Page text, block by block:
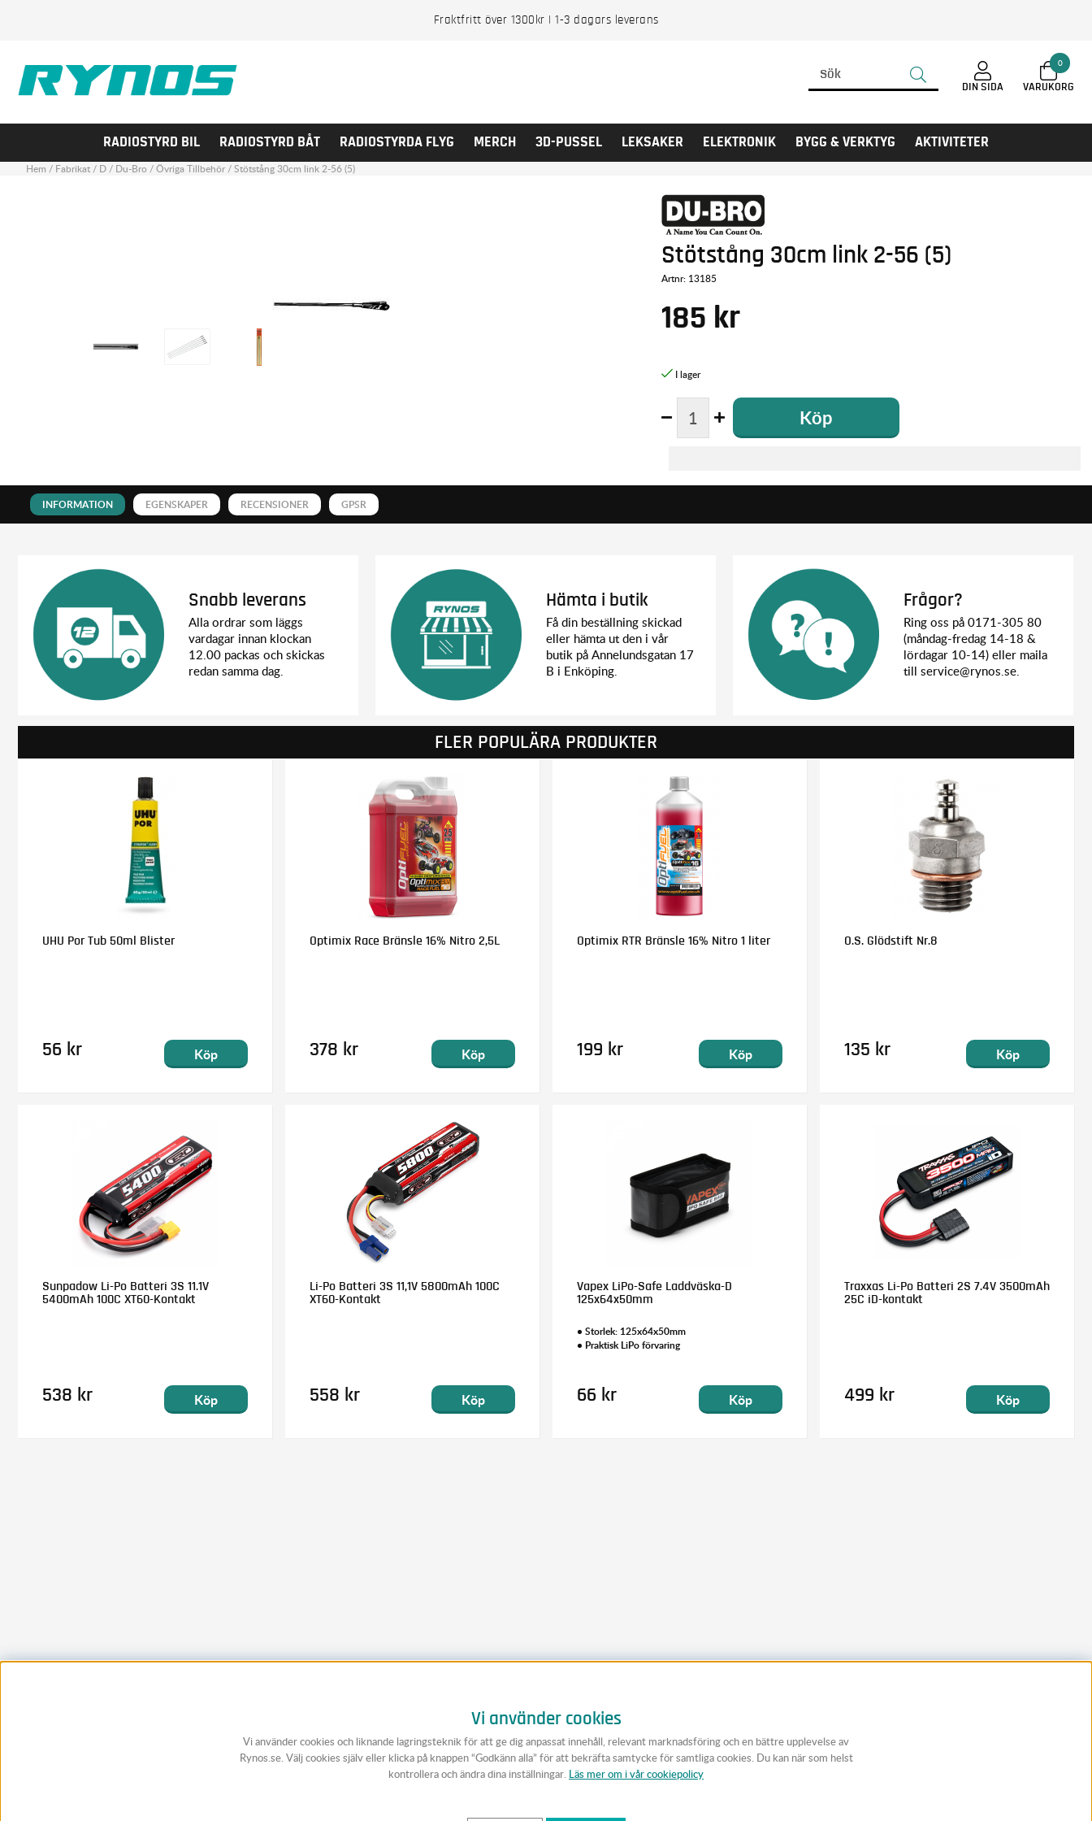
Fraktfritt över 1300kr | 1-3 dagars leverans
0
DIN SIDA
RADIOSTYRD BIL RADIOSTYRD BÅT RADIOSTYRDA FLYG MERCH 3D-PUSSEL LEKSAKER ELEKTRONIK BYGG & VERKTYG AKTIVITETER
Hem / Fabrikat/ D/ Du-Bro/Övriga Tillbehör/Stötstång 30cm link 2-56 (5)
Stötstång 30cm link 2-56 (5)
Artnr: 13185
185 kr
Köp
INFORMATION EGENSKAPER RECENSIONER GPSR
Snabb leverans
Alla ordrar som läggs
vardagar innan klockan
12.00 packas och skickas
redan samma dag.
Hämta i butik
Få din beställning skickad
eller hämta ut den i vår
butik på Annelundsgatan 17
B i Enköping.
Frågor?
Ring oss på 0171-305 80
(måndag-fredag 14-18 &
lördagar 10-14) eller maila
till service@rynos.se.
FLER POPULÄRA PRODUKTER
UHU Por Tub 50ml Blister
56 kr Köp
Optimix Race Bränsle 16% Nitro 2,5L
378 kr Köp
Optimix RTR Bränsle 16% Nitro 1 liter
199 kr Köp
O.S. Glödstift Nr.8
135 kr Köp
Sunpadow Li-Po Batteri 3S 11.1V
5400mAh 100C XT60-Kontakt
538 kr Köp
Li-Po Batteri 3S 11,1V 5800mAh 100C
XT60-Kontakt
558 kr Köp
Vapex LiPo-Safe Laddväska-D
125x64x50mm
• Storlek: 125x64x50mm
• Praktisk LiPo förvaring
66 kr Köp
Traxxas Li-Po Batteri 2S 7.4V 3500mAh
25C iD-kontakt
499 kr Köp
Vi använder cookies
Vi använder cookies och liknande lagringsteknik för att ge dig anpassat innehåll, relevant marknadsföring och en bättre upplevelse av
Rynos.se. Välj cookies själv eller klicka på knappen “Godkänn alla” för att bekräfta samtycke för samtliga cookies. Du kan när som helst
kontrollera och ändra dina inställningar. Läs mer om i vår cookiepolicy